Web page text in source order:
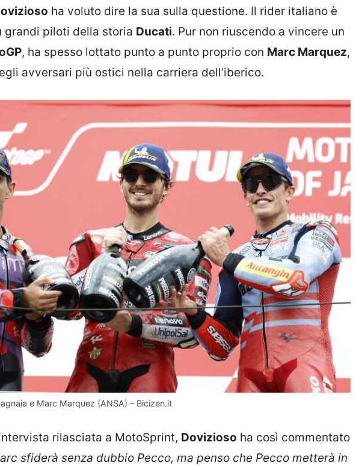
ha voluto dire la sua sulla questione. Il rider italiano è
grandi piloti della storia Ducati. Pur non riuscendo a vincere un
, ha spesso lottato punto a punto proprio con Marc Marquez,
avversari più ostici nella carriera dell’iberico.
e Marc Marquez (ANSA) – Bicizen.it
rilasciata a MotoSprint, Dovizioso ha così commentato
sfiderà senza dubbio Pecco, ma penso che Pecco metterà in